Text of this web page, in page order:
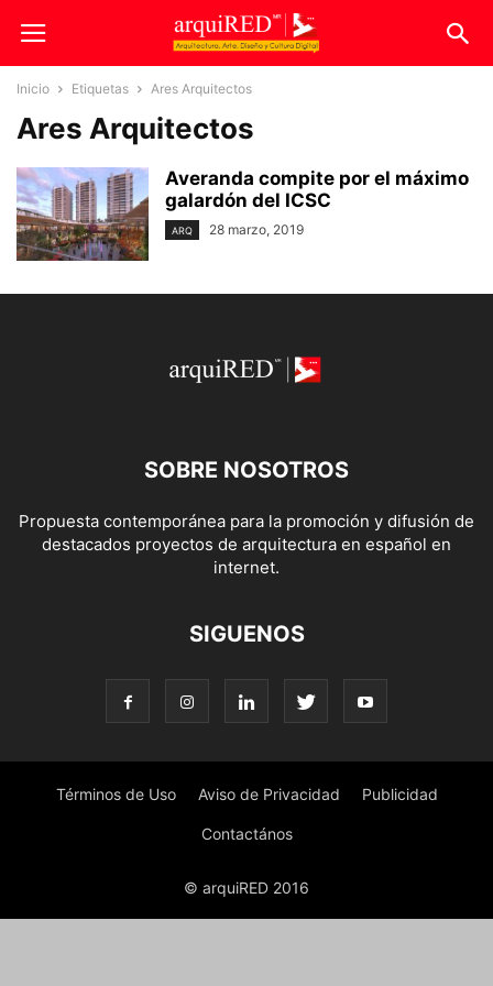
Inicio Etiquetas Ares Arquitectos
Ares Arquitectos
Averanda compite por el máximo
galardón del ICSC
ARQ 28 marzo, 2019
SOBRE NOSOTROS
Propuesta contemporánea para la promoción y difusión de
destacados proyectos de arquitectura en español en
internet.
SIGUENOS
Términos de Uso Aviso de Privacidad Publicidad
Contactános
© arquiRED 2016